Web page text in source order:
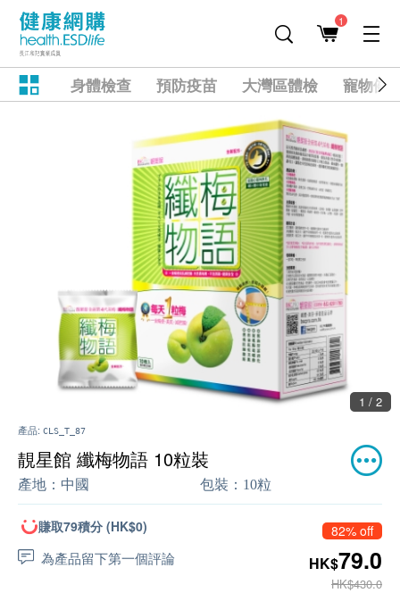
1
身體檢查 預防疫苗 大灣區體檢 寵物健
1 / 2
產品: CLS_T_87
靚星館 纖梅物語 10粒裝
產地： 中國 包裝： 10粒
賺取79積分 (HK$0)
為產品留下第一個評論
82% off
HK$79.0
HK$430.0